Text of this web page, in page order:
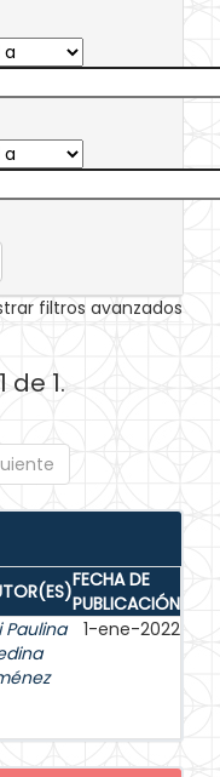
filtros avanzados
de 1.
FECHA DE
PUBLICACIÓN
Paulina
1-ene-2022